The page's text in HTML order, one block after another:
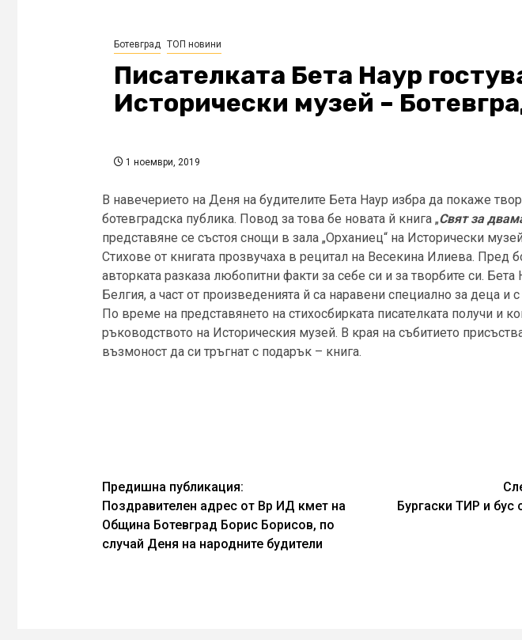
Ботевград ТОП новини
Писателката Бета Наур
Исторически музей –
1 ноември, 2019
В навечерието на Деня на будителите Бета Наур избра да покаже
ботевградска публика. Повод за това бе новата й книга „Свят за
представяне се състоя снощи в зала „Орханиец“ на Исторически
Стихове от книгата прозвучаха в рецитал на Весекина Илиева. Пред
авторката разказа любопитни факти за себе си и за творбите си.
Белгия, а част от произведенията й са наравени специално за деца и
По време на представянето на стихосбирката писателката получи и
ръководството на Историческия музей. В края на събитието
възмоност да си тръгнат с подарък – книга.
Continue
Reading
Предишна публикация:
Поздравителен адрес от Вр ИД кмет на
Община Ботевград Борис Борисов, по
случай Деня на народните будители
Бургаски ТИР и бус